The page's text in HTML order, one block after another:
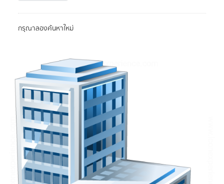
กรุณาลองค้นหาใหม่